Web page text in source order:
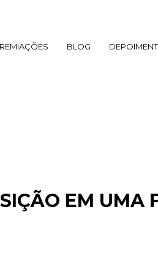
BLOG
EM UMA